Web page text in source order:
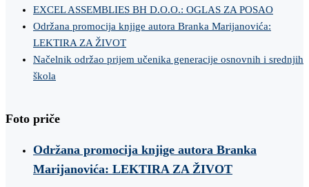
EXCEL ASSEMBLIES BH D.O.O.: OGLAS ZA POSAO
Održana promocija knjige autora Branka Marijanovića:
LEKTIRA ZA ŽIVOT
Načelnik održao prijem učenika generacije osnovnih i srednjih
škola
Foto priče
Održana promocija knjige autora Branka
Marijanovića: LEKTIRA ZA ŽIVOT